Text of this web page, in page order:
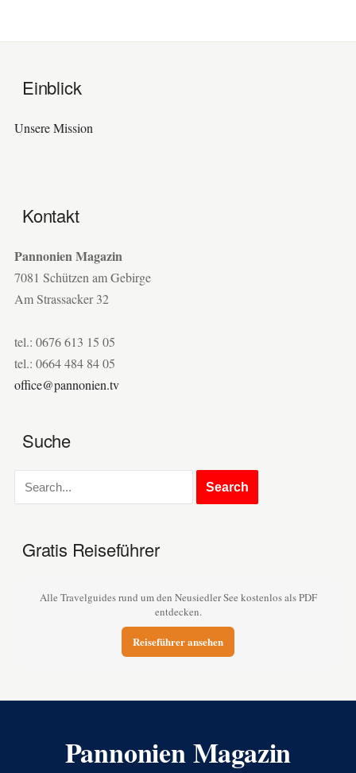
Einblick
Unsere Mission
Kontakt
Pannonien Magazin
7081 Schützen am Gebirge
Am Strassacker 32
tel.: 0676 613 15 05
tel.: 0664 484 84 05
office@pannonien.tv
Suche
Gratis Reiseführer
Alle Travelguides rund um den Neusiedler See kostenlos als PDF
entdecken.
Reiseführer ansehen
Pannonien Magazin